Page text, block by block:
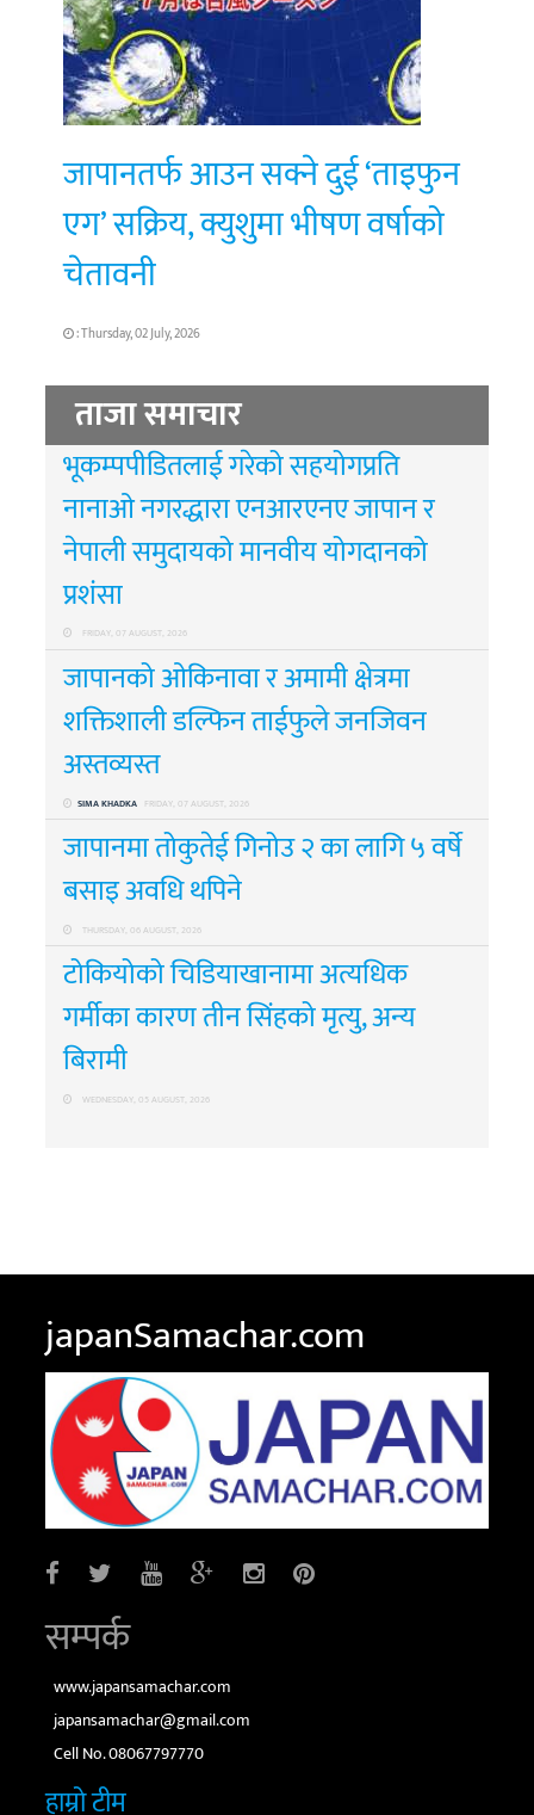
जापानतर्फ आउन सक्ने दुई ‘ताइफुन
एग’ सक्रिय, क्युशुमा भीषण वर्षाको
चेतावनी
: Thursday, 02 July, 2026
ताजा समाचार
भूकम्पपीडितलाई गरेको सहयोगप्रति
नानाओ नगरद्धारा एनआरएनए जापान र
नेपाली समुदायको मानवीय योगदानको
प्रशंसा
FRIDAY, 07 AUGUST, 2026
जापानको ओकिनावा र अमामी क्षेत्रमा
शक्तिशाली डल्फिन ताईफुले जनजिवन
अस्तव्यस्त
SIMA KHADKA FRIDAY, 07 AUGUST, 2026
जापानमा तोकुतेई गिनोउ २ का लागि ५ वर्षे
बसाइ अवधि थपिने
THURSDAY, 06 AUGUST, 2026
टोकियोको चिडियाखानामा अत्यधिक
गर्मीका कारण तीन सिंहको मृत्यु, अन्य
बिरामी
WEDNESDAY, 05 AUGUST, 2026
japanSamachar.com
सम्पर्क
www.japansamachar.com
japansamachar@gmail.com
Cell No. 08067797770
हाम्रो टीम